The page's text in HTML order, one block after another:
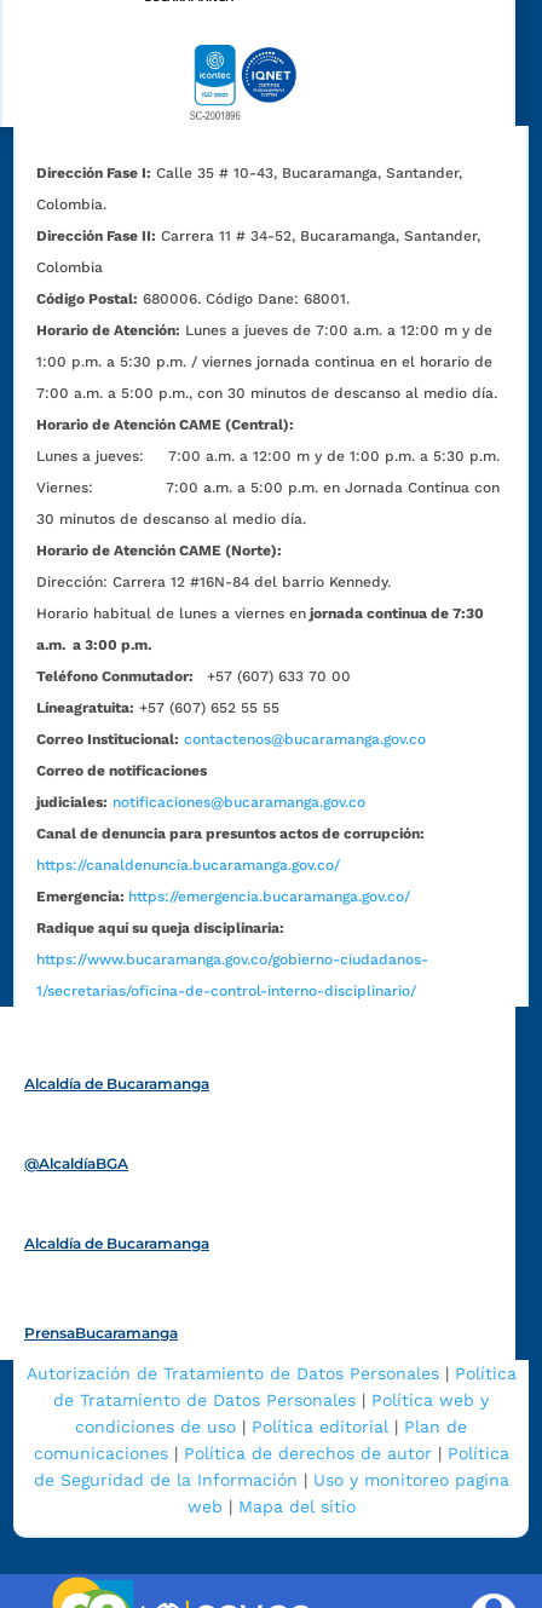
Dirección Fase I: Calle 35 # 10-43, Bucaramanga, Santander,
Colombia.
Dirección Fase II: Carrera 11 # 34-52, Bucaramanga, Santander,
Colombia
Código Postal: 680006. Código Dane: 68001.
Horario de Atención: Lunes a jueves de 7:00 a.m. a 12:00 m y de
1:00 p.m. a 5:30 p.m. / viernes jornada continua en el horario de
7:00 a.m. a 5:00 p.m., con 30 minutos de descanso al medio día.
Horario de Atención CAME (Central):
Lunes a jueves: 7:00 a.m. a 12:00 m y de 1:00 p.m. a 5:30 p.m.
Viernes: 7:00 a.m. a 5:00 p.m. en Jornada Continua con
30 minutos de descanso al medio día.
Horario de Atención CAME (Norte):
Dirección:Carrera 12 #16N-84 del barrio Kennedy.
Horario habitual de lunes a viernes en jornada continua de 7:30
a.m. a 3:00 p.m.
Teléfono Conmutador:
+57 (607) 633 70 00
Líneagratuita: +57 (607) 652 55 55
Correo Institucional: contactenos@bucaramanga.gov.co
Correo de notificaciones
judiciales: notificaciones@bucaramanga.gov.co
Canal de denuncia para presuntos actos de corrupción:
https://canaldenuncia.bucaramanga.gov.co/
Emergencia: https://emergencia.bucaramanga.gov.co/
Radique aquí su queja disciplinaria:
https://www.bucaramanga.gov.co/gobierno-ciudadanos-
1/secretarias/oficina-de-control-interno-disciplinario/
Alcaldía de Bucaramanga
@AlcaldíaBGA
Alcaldía de Bucaramanga
PrensaBucaramanga
Autorización de Tratamiento de Datos Personales| Política
de Tratamiento de Datos Personales | Política web y
condiciones de uso | Política editorial | Plan de
comunicaciones| Política de derechos de autor| Política
de Seguridad de la Información | Uso y monitoreo pagina
web | Mapa del sitio